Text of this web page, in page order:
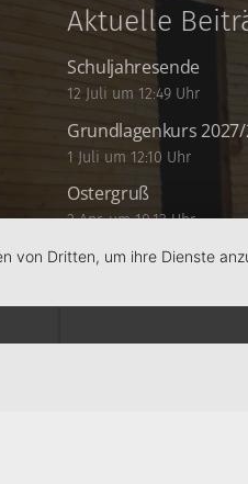
Aktuelle
Schuljahresende
12 Juli um 12:49 Uhr
Grundlagenkurs
1 Juli um 12:10 Uhr
Ostergruß
2 Apr. um 10:13 Uhr
Schule
von Dritten, um ihre Dienste